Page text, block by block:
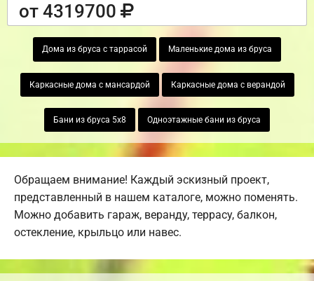
от 4319700
Дома из бруса с таррасой Маленькие дома из бруса
Каркасные дома с мансардой Каркасные дома с верандой
Бани из бруса 5х8 Одноэтажные бани из бруса
Обращаем внимание! Каждый эскизный проект,
представленный в нашем каталоге, можно поменять.
Можно добавить гараж, веранду, террасу, балкон,
остекление, крыльцо или навес.